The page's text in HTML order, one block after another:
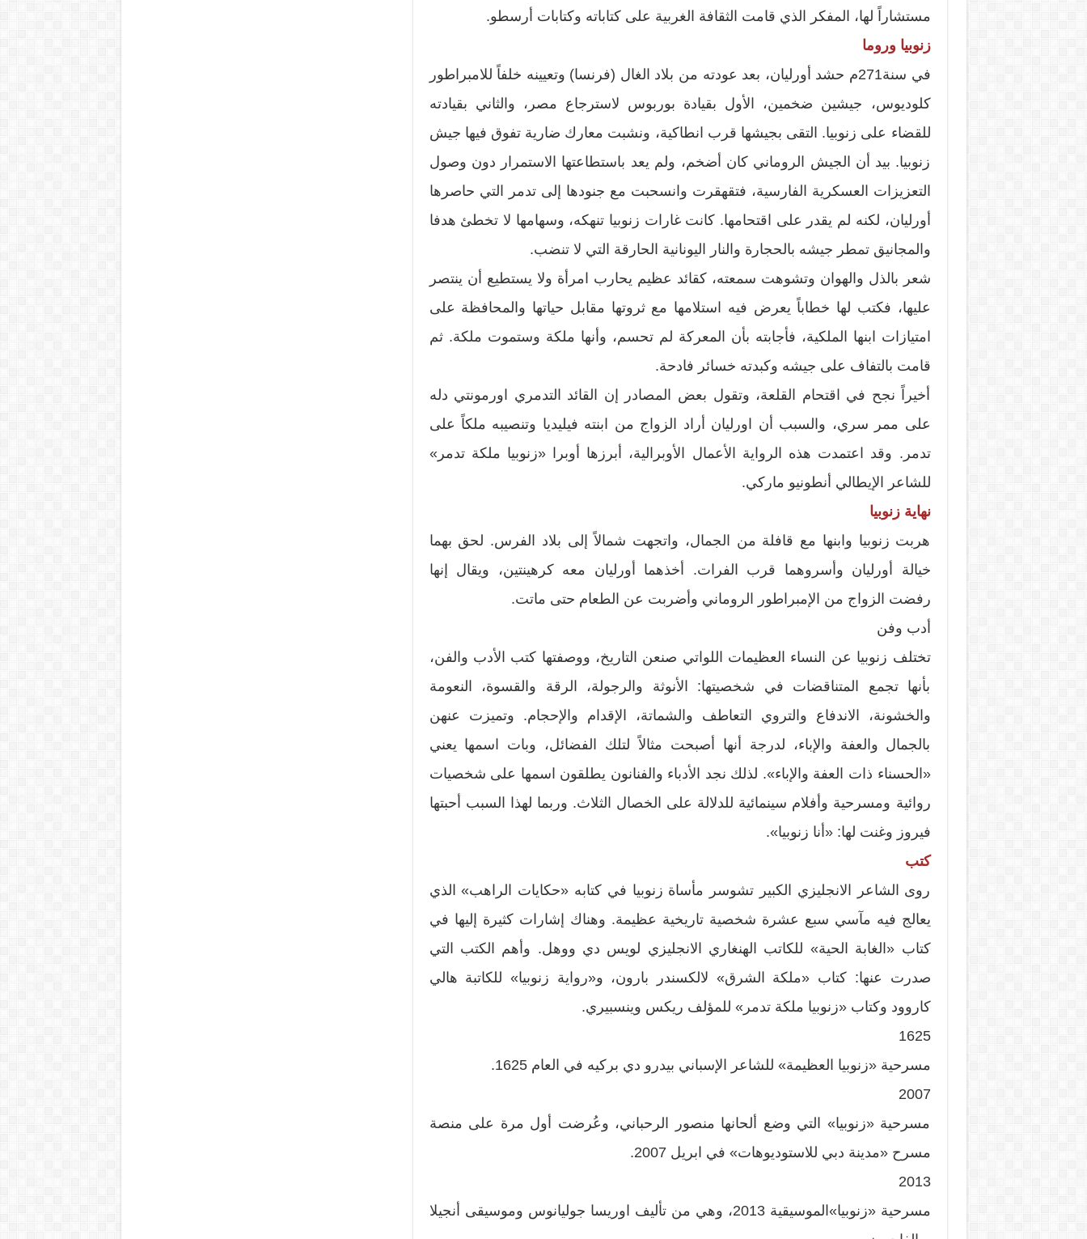
مستشاراً لها، المفكر الذي قامت الثقافة الغربية على كتاباته وكتابات أرسطو.
زنوبيا وروما
في سنة271م حشد أورليان، بعد عودته من بلاد الغال (فرنسا) وتعيينه خلفاً للامبراطور
كلوديوس، جيشين ضخمين، الأول بقيادة بوربوس لاسترجاع مصر، والثاني بقيادته
للقضاء على زنوبيا. التقى بجيشها قرب انطاكية، ونشبت معارك ضارية تفوق فيها جيش
زنوبيا. بيد أن الجيش الروماني كان أضخم، ولم يعد باستطاعتها الاستمرار دون وصول
التعزيزات العسكرية الفارسية، فتقهقرت وانسحبت مع جنودها إلى تدمر التي حاصرها
أورليان، لكنه لم يقدر على اقتحامها. كانت غارات زنوبيا تنهكه، وسهامها لا تخطئ هدفا
والمجانيق تمطر جيشه بالحجارة والنار اليونانية الحارقة التي لا تنضب.
شعر بالذل والهوان وتشوهت سمعته، كقائد عظيم يحارب امرأة ولا يستطيع أن ينتصر
عليها، فكتب لها خطاباً يعرض فيه استلامها مع ثروتها مقابل حياتها والمحافظة على
امتيازات ابنها الملكية، فأجابته بأن المعركة لم تحسم، وأنها ملكة وستموت ملكة. ثم
قامت بالتفاف على جيشه وكبدته خسائر فادحة.
أخيراً نجح في اقتحام القلعة، وتقول بعض المصادر إن القائد التدمري اورمونتي دله
على ممر سري، والسبب أن اورليان أراد الزواج من ابنته فيليديا وتنصيبه ملكاً على
تدمر. وقد اعتمدت هذه الرواية الأعمال الأوبرالية، أبرزها أوبرا «زنوبيا ملكة تدمر»
للشاعر الإيطالي أنطونيو ماركي.
نهاية زنوبيا
هربت زنوبيا وابنها مع قافلة من الجمال، واتجهت شمالاً إلى بلاد الفرس. لحق بهما
خيالة أورليان وأسروهما قرب الفرات. أخذهما أورليان معه كرهينتين، ويقال إنها
رفضت الزواج من الإمبراطور الروماني وأضربت عن الطعام حتى ماتت.
أدب وفن
تختلف زنوبيا عن النساء العظيمات اللواتي صنعن التاريخ، ووصفتها كتب الأدب والفن،
بأنها تجمع المتناقضات في شخصيتها: الأنوثة والرجولة، الرقة والقسوة، النعومة
والخشونة، الاندفاع والتروي التعاطف والشماتة، الإقدام والإحجام. وتميزت عنهن
بالجمال والعفة والإباء، لدرجة أنها أصبحت مثالاً لتلك الفضائل، وبات اسمها يعني
«الحسناء ذات العفة والإباء». لذلك نجد الأدباء والفنانون يطلقون اسمها على شخصيات
روائية ومسرحية وأفلام سينمائية للدلالة على الخصال الثلاث. وربما لهذا السبب أحبتها
فيروز وغنت لها: «أنا زنوبيا».
كتب
روى الشاعر الانجليزي الكبير تشوسر مأساة زنوبيا في كتابه «حكايات الراهب» الذي
يعالج فيه مآسي سبع عشرة شخصية تاريخية عظيمة. وهناك إشارات كثيرة إليها في
كتاب «الغابة الحية» للكاتب الهنغاري الانجليزي لويس دي ووهل. وأهم الكتب التي
صدرت عنها: كتاب «ملكة الشرق» لالكسندر بارون، و«رواية زنوبيا» للكاتبة هالي
كاروود وكتاب «زنوبيا ملكة تدمر» للمؤلف ريكس وينسبيري.
1625
مسرحية «زنوبيا العظيمة» للشاعر الإسباني بيدرو دي بركيه في العام 1625.
2007
مسرحية «زنوبيا» التي وضع ألحانها منصور الرحباني، وعُرضت أول مرة على منصة
مسرح «مدينة دبي للاستوديوهات» في ابريل 2007.
2013
مسرحية «زنوبيا»الموسيقية 2013، وهي من تأليف اوريسا جوليانوس وموسيقى أنجيلا